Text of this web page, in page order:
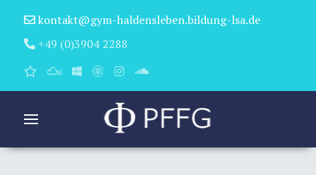
kontakt@gym-haldensleben.bildung-lsa.de
+49 (0)3904 2288